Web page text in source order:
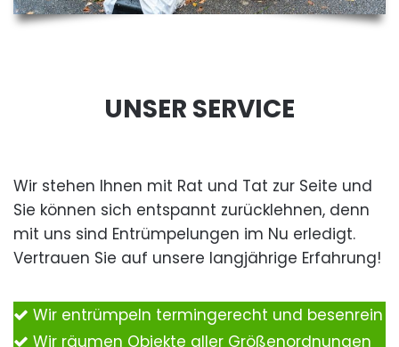
UNSER SERVICE
Wir stehen Ihnen mit Rat und Tat zur Seite und
Sie können sich entspannt zurücklehnen, denn
mit uns sind Entrümpelungen im Nu erledigt.
Vertrauen Sie auf unsere langjährige Erfahrung!
Wir entrümpeln termingerecht und besenrein
Wir räumen Objekte aller Größenordnungen